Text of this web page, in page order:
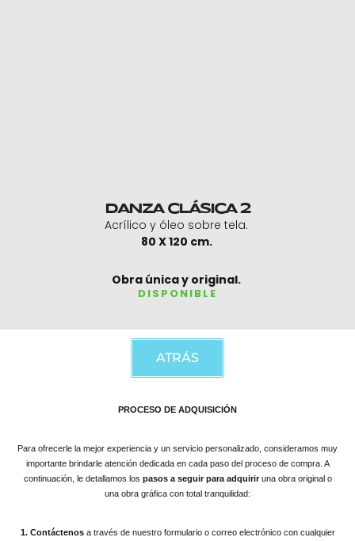
DANZA CLÁSICA 2
Acrílico y óleo sobre tela.
80 X 120 cm.
Obra única y original.
DISPONIBLE
ATRÁS
PROCESO DE ADQUISICIÓN
Para ofrecerle la mejor experiencia y un servicio personalizado, consideramos muy
importante brindarle atención dedicada en cada paso del proceso de compra. A
continuación, le detallamos los pasos a seguir para adquiriruna obra original o
una obra gráfica con total tranquilidad:
1. Contáctenosa través de nuestro formulario o correo electrónico con cualquier